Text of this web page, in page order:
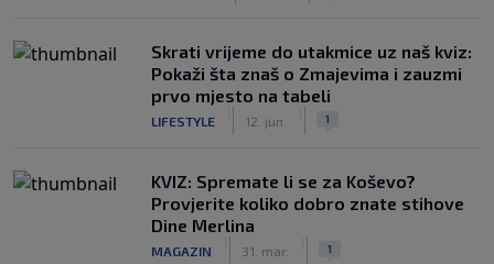
Skrati vrijeme do utakmice uz naš kviz:
Pokaži šta znaš o Zmajevima i zauzmi
prvo mjesto na tabeli
LIFESTYLE 12. jun. 1
KVIZ: Spremate li se za Koševo?
Provjerite koliko dobro znate stihove
Dine Merlina
MAGAZIN 31. mar. 1